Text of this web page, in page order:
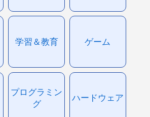
学習＆教育 ゲーム
プログラミン
グ
ハードウェア